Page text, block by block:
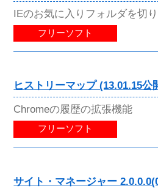
IEのお気に入りフォルダを切
フリーソフト
ヒストリーマップ (13.01.15公
Chromeの履歴の拡張機能
フリーソフト
サイト・マネージャー